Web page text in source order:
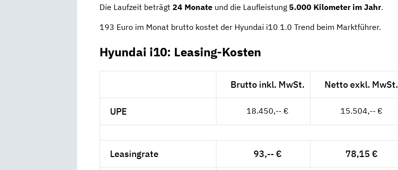
Die Laufzeit beträgt 24 Monate und die Laufleistung 5.000 Kilometer im Jahr.
193 Euro im Monat brutto kostet der Hyundai i10 1.0 Trend beim Marktführer.
Hyundai i10: Leasing-Kosten
Brutto inkl. MwSt. Netto exkl. MwSt.
UPE 18.450,-- € 15.504,-- €
Leasingrate 93,-- € 78,15 €